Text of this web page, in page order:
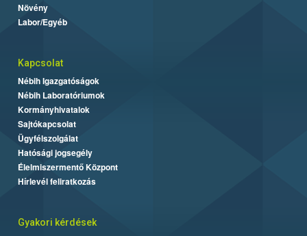
Növény
Labor/Egyéb
Kapcsolat
Nébih Igazgatóságok
Nébih Laboratóriumok
Kormányhivatalok
Sajtókapcsolat
Ügyfélszolgálat
Hatósági jogsegély
Élelmiszermentő Központ
Hírlevél feliratkozás
Gyakori kérdések